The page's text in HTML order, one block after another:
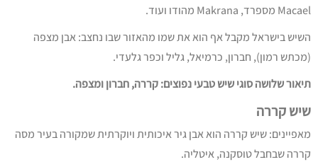
Macael מספרד, Makrana מהודו ועוד.
השיש בישראל מקבל אף הוא את שמו מהאזור שבו נחצב: אבן מצפה
(מכתש רמון), חברון, כרמיאל, גליל וכפר גלעדי.
תיאור שלושה סוגי שיש טבעי נפוצים: קררה, חברון ומצפה.
שיש קררה
מאפיינים: שיש קררה הוא אבן גיר איכותית ויוקרתית שמקורה בעיר מסה
קררה שבחבל טוסקנה, איטליה.